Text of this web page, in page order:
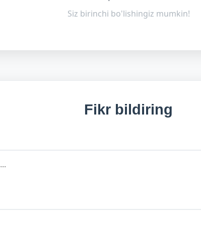
Siz birinchi bo'lishingiz mumkin!
Fikr bildiring